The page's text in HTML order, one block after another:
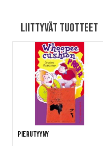
Liittyvät tuotteet
Pierutyyny